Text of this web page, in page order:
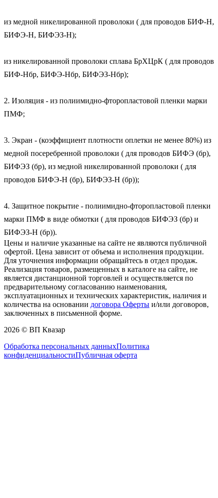
из медной никелированной проволоки ( для проводов БИФ-Н,
БИФЭ-Н, БИФЭЗ-Н);
из никелированной проволоки сплава БрХЦрК ( для проводов
БИФ-Нбр, БИФЭ-Нбр, БИФЭЗ-Нбр);
2. Изоляция - из полиимидно-фторопластовой пленки марки
ПМФ;
3. Экран - (коэффициент плотности оплетки не менее 80%) из
медной посеребренной проволоки ( для проводов БИФЭ (бр),
БИФЭЗ (бр), из медной никелированной проволоки ( для
проводов БИФЭ-Н (бр), БИФЭЗ-Н (бр));
4. Защитное покрытие - полиимидно-фторопластовой пленки
марки ПМФ в виде обмотки ( для проводов БИФЭЗ (бр) и
БИФЭЗ-Н (бр)).
Цены и наличие указанные на сайте не являются публичной
офертой. Цена зависит от объема и исполнения продукции.
Для уточнения информации обращайтесь в отдел продаж.
Реализация товаров, размещенных в каталоге на сайте, не
является дистанционной торговлей и осуществляется по
предварительному согласованию наименования,
эксплуатационных и технических характеристик, наличия и
количества на основании договора Оферты и/или договоров,
заключенных в письменной форме.
2026 © ВП Квазар
Обработка персональных данныхПолитика
конфиденциальностиПубличная оферта